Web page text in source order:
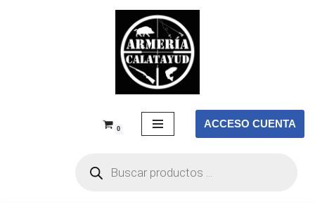
0 ACCESO CUENTA